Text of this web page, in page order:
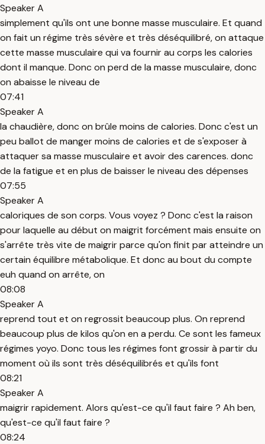
Speaker A
simplement qu'ils ont une bonne masse musculaire. Et quand
on fait un régime très sévère et très déséquilibré, on attaque
cette masse musculaire qui va fournir au corps les calories
dont il manque. Donc on perd de la masse musculaire, donc
on abaisse le niveau de
07:41
Speaker A
la chaudière, donc on brûle moins de calories. Donc c'est un
peu ballot de manger moins de calories et de s'exposer à
attaquer sa masse musculaire et avoir des carences. donc
de la fatigue et en plus de baisser le niveau des dépenses
07:55
Speaker A
caloriques de son corps. Vous voyez ? Donc c'est la raison
pour laquelle au début on maigrit forcément mais ensuite on
s'arrête très vite de maigrir parce qu'on finit par atteindre un
certain équilibre métabolique. Et donc au bout du compte
euh quand on arrête, on
08:08
Speaker A
reprend tout et on regrossit beaucoup plus. On reprend
beaucoup plus de kilos qu'on en a perdu. Ce sont les fameux
régimes yoyo. Donc tous les régimes font grossir à partir du
moment où ils sont très déséquilibrés et qu'ils font
08:21
Speaker A
maigrir rapidement. Alors qu'est-ce qu'il faut faire ? Ah ben,
qu'est-ce qu'il faut faire ?
08:24